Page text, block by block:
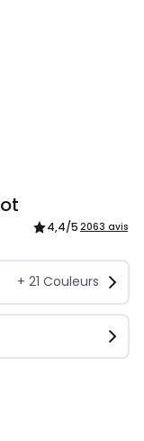
4,4/5 2063 avis
+ 21 Couleurs